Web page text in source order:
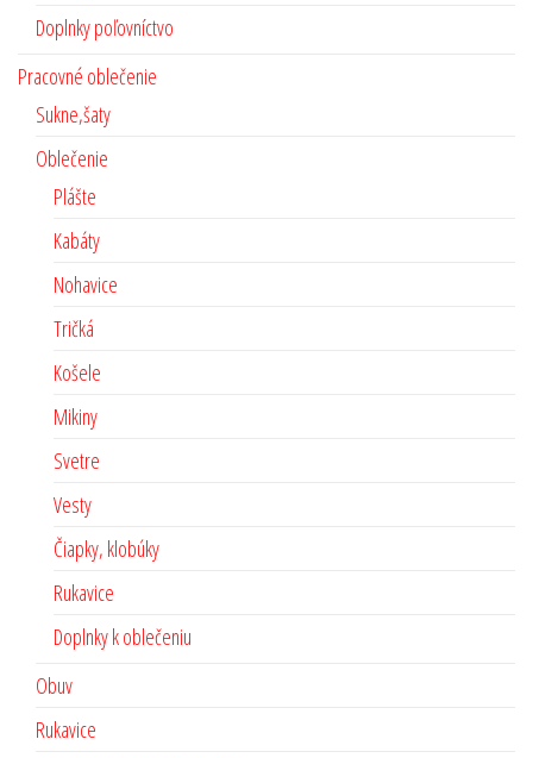
Doplnky poľovníctvo
Pracovné oblečenie
Sukne,šaty
Oblečenie
Plášte
Kabáty
Nohavice
Tričká
Košele
Mikiny
Svetre
Vesty
Čiapky, klobúky
Rukavice
Doplnky k oblečeniu
Obuv
Rukavice